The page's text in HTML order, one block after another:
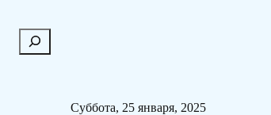
о
Суббота, 25 января, 2025